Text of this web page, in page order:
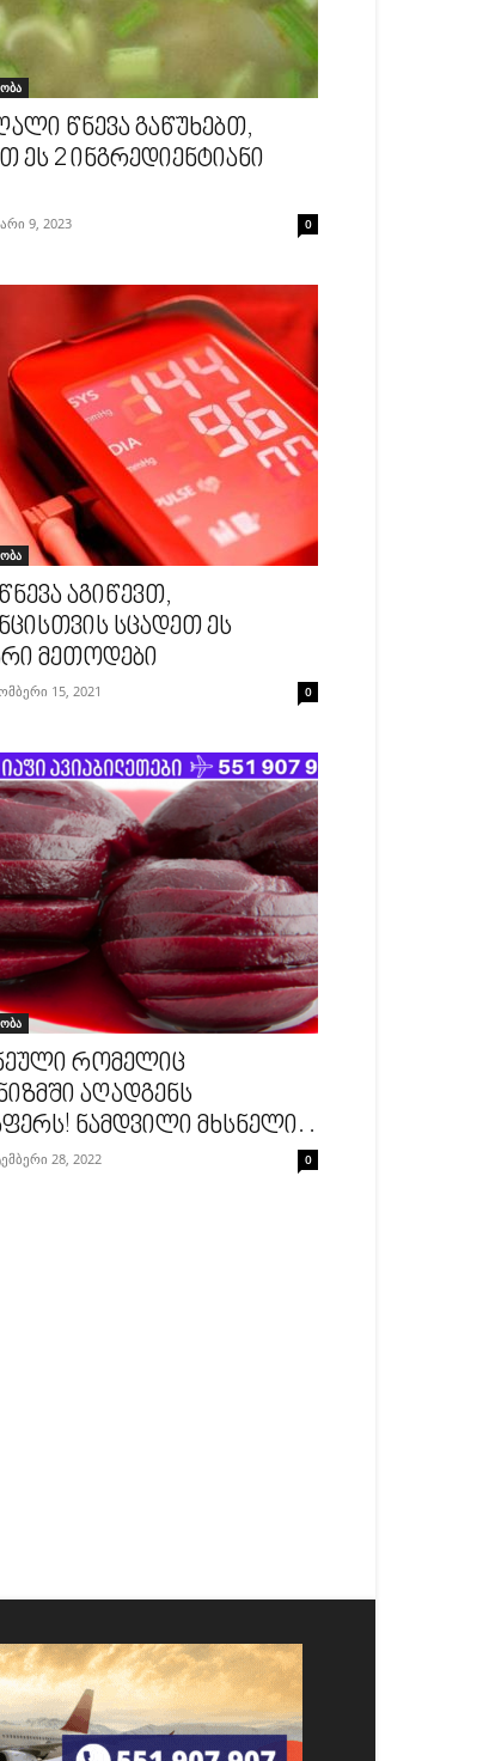
წნევა გაწუხებთ,
ეს 2 ინგრედიენტიანი
9, 2023 0
აგიწევთ,
სცადეთ ეს
მეთოდები
15, 2021 0
რომელიც
აღადგენს
ნამდვილი მხსნელი. .
28, 2022 0